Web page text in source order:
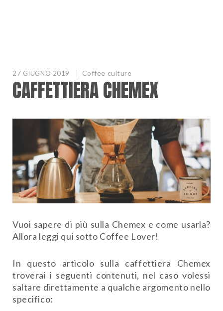
27 GIUGNO 2019 Coffee culture
CAFFETTIERA CHEMEX
Vuoi sapere di più sulla Chemex e come usarla?
Allora leggi qui sotto Coffee Lover!
In questo articolo sulla caffettiera Chemex
troverai i seguenti contenuti, nel caso volessi
saltare direttamente a qualche argomento nello
specifico: